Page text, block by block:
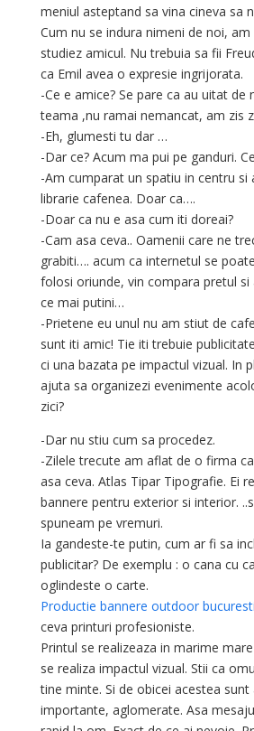
meniul asteptand sa vina cineva sa
Cum nu se indura nimeni de noi,
studiez amicul. Nu trebuia sa fii
ca Emil avea o expresie ingrijorata.
-Ce e amice? Se pare ca au uitat de
teama ,nu ramai nemancat, am zis
-Eh, glumesti tu dar …
-Dar ce? Acum ma pui pe ganduri.
-Am cumparat un spatiu in centru si
librarie cafenea. Doar ca….
-Doar ca nu e asa cum iti doreai?
-Cam asa ceva.. Oamenii care ne
grabiti…. acum ca internetul se poate
folosi oriunde, vin compara pretul si
ce mai putini…
-Prietene eu unul nu am stiut de
sunt iti amic! Tie iti trebuie
ci una bazata pe impactul vizual. In
ajuta sa organizezi evenimente
zici?
-Dar nu stiu cum sa procedez.
-Zilele trecute am aflat de o firma
asa ceva. Atlas Tipar Tipografie. Ei
bannere pentru exterior si interior.
spuneam pe vremuri.
Ia gandeste-te putin, cum ar fi sa
publicitar? De exemplu : o cana cu
oglindeste o carte.
Productie bannere outdoor bucuresti
ceva printuri profesioniste.
Printul se realizeaza in marime
se realiza impactul vizual. Stii ca
tine minte. Si de obicei acestea
importante, aglomerate. Asa